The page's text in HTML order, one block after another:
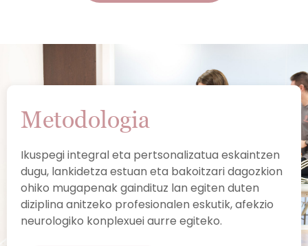
Metodologia
Ikuspegi integral eta pertsonalizatua eskaintzen
dugu, lankidetza estuan eta bakoitzari dagozkion
ohiko mugapenak gaindituz lan egiten duten
diziplina anitzeko profesionalen eskutik, afekzio
neurologiko konplexuei aurre egiteko.